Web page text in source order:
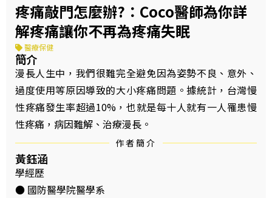
疼痛敲門怎麼辦?：Coco醫師為你詳
解疼痛讓你不再為疼痛失眠
醫療保健
簡介
漫長人生中，我們很難完全避免因為姿勢不良、意外、
過度使用等原因導致的大小疼痛問題。據統計，台灣慢
性疼痛發生率超過10%，也就是每十人就有一人罹患慢
性疼痛，病因難解、治療漫長。
作者簡介
黃鈺涵
學經歷
● 國防醫學院醫學系